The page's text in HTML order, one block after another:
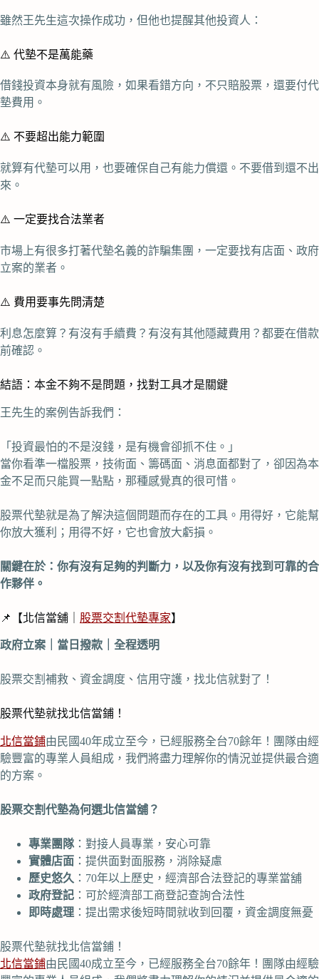
雖然王先生這次操作成功，但他也提醒其他投資人：
⚠️ 代墊不是萬能藥
借錢投資本身就有風險，如果看錯方向，不只賠股票，還要付代
墊費用。
⚠️ 不要超出能力範圍
就算有代墊可以用，也要確保自己有能力償還。不要借到還不出
來。
⚠️ 一定要找合法業者
市場上有很多打著代墊名義的詐騙集團，一定要找有店面、政府
立案的業者。
⚠️ 費用要事先問清楚
利息怎麼算？有沒有手續費？有沒有其他隱藏費用？都要在借款
前確認。
結語：本金不夠不是問題，找對工具才是關鍵
王先生的案例告訴我們：
「投資最怕的不是沒錢，是有機會卻抓不住。」
當你看準一檔股票，技術面、籌碼面、消息面都對了，卻因為本
金不足而只能買一點點，那種感覺真的很可惜。
股票代墊就是為了解決這個問題而存在的工具。用得好，它能幫
你放大獲利；用得不好，它也會放大虧損。
關鍵在於：你有沒有足夠的判斷力，以及你有沒有找到可靠的合
作夥伴。
📌【北信當舖｜ 股票交割代墊專家】
政府立案｜當日撥款｜全程透明
股票交割補救、資金調度、信用守護，找北信就對了！
股票代墊就找北信當鋪！
北信當鋪由民國40年成立至今，已經服務全台70餘年！團隊由經
驗豐富的專業人員組成，我們將盡力理解你的情況並提供最合適
的方案。
股票交割代墊為何選北信當舖？
專業團隊：對接人員專業，安心可靠
實體店面 ：提供面對面服務，消除疑慮
歷史悠久 ：70年以上歷史，經濟部合法登記的專業當舖
政府登記 ：可於經濟部工商登記查詢合法性
即時處理 ：提出需求後短時間就收到回覆，資金調度無憂
股票代墊就找北信當鋪！
北信當鋪由民國40成立至今，已經服務全台70餘年！團隊由經驗